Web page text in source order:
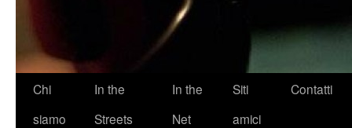
Saltar
Chi
siamo
In the
Streets
In the
Net
Siti
amici
Contatti